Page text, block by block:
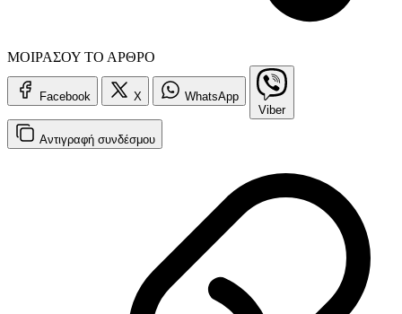
ΜΟΙΡΑΣΟΥ ΤΟ ΑΡΘΡΟ
Facebook X
WhatsApp
Viber
Αντιγραφή συνδέσμου